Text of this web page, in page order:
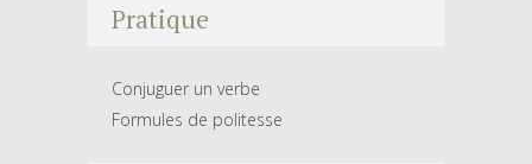
Pratique
Conjuguer un verbe
Formules de politesse